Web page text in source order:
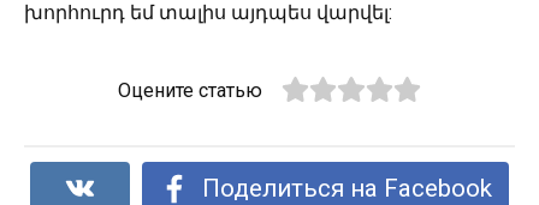
խորհուրդ եմ տալիս այդպես վարվել:
Оцените статью
Поделиться на Facebook